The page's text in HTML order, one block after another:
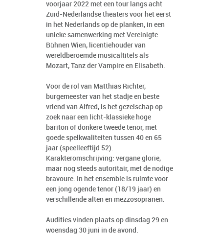
voorjaar 2022 met een tour langs acht
Zuid-Nederlandse theaters voor het eerst
in het Nederlands op de planken, in een
unieke samenwerking met Vereinigte
Bühnen Wien, licentiehouder van
wereldberoemde musicaltitels als
Mozart, Tanz der Vampire en Elisabeth.
Voor de rol van Matthias Richter,
burgemeester van het stadje en beste
vriend van Alfred, is het gezelschap op
zoek naar een licht-klassieke hoge
bariton of donkere tweede tenor, met
goede spelkwaliteiten tussen 40 en 65
jaar (speelleeftijd 52).
Karakteromschrijving: vergane glorie,
maar nog steeds autoritair, met de nodige
bravoure. In het ensemble is ruimte voor
een jong ogende tenor (18/19 jaar) en
verschillende alten en mezzosopranen.
Audities vinden plaats op dinsdag 29 en
woensdag 30 juni in de avond.